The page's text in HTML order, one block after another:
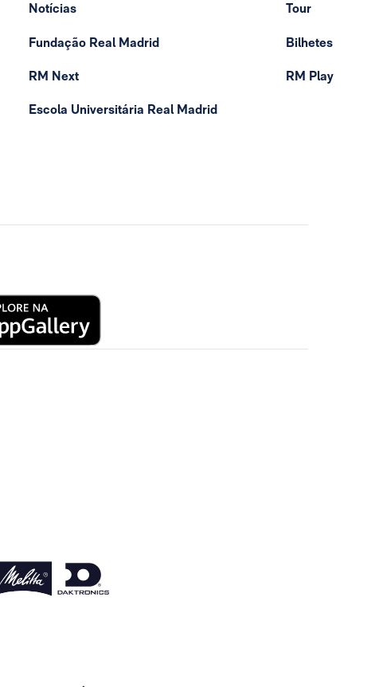
Notícias
Fundação Real Madrid
RM Next
Escola Universitária Real Madrid
Tour
Bilhetes
RM Play